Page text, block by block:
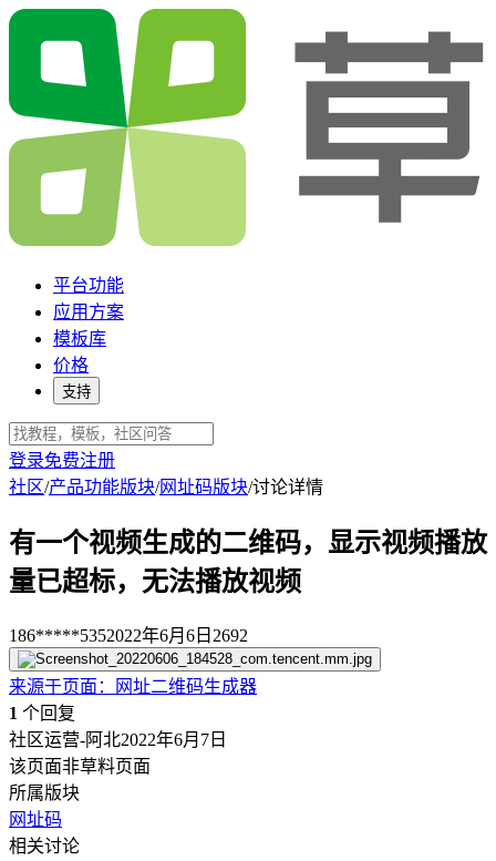
平台功能
应用方案
模板库
价格
支持
登录免费注册
社区/产品功能版块/网址码版块/讨论详情
有一个视频生成的二维码，显示视频播放
量已超标，无法播放视频
186*****5352022年6月6日 2692
来源于页面 ：
网址二维码生成器
1 个回复
社区运营-阿北2022年6月7日
该页面非草料页面
所属版块
网址码
相关讨论